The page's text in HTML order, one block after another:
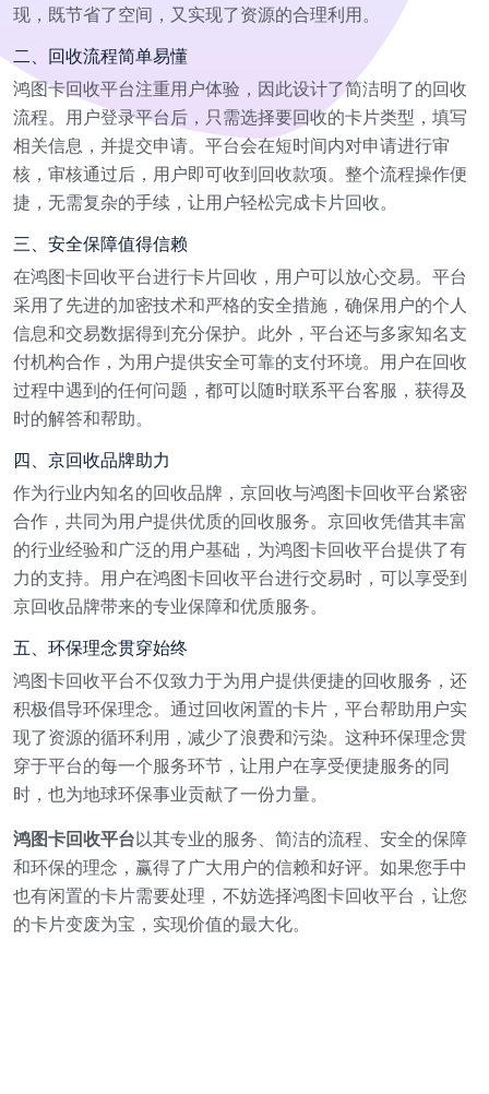
现，既节省了空间，又实现了资源的合理利用。
二、回收流程简单易懂
鸿图卡回收平台注重用户体验，因此设计了简洁明了的回收
流程。用户登录平台后，只需选择要回收的卡片类型，填写
相关信息，并提交申请。平台会在短时间内对申请进行审
核，审核通过后，用户即可收到回收款项。整个流程操作便
捷，无需复杂的手续，让用户轻松完成卡片回收。
三、安全保障值得信赖
在鸿图卡回收平台进行卡片回收，用户可以放心交易。平台
采用了先进的加密技术和严格的安全措施，确保用户的个人
信息和交易数据得到充分保护。此外，平台还与多家知名支
付机构合作，为用户提供安全可靠的支付环境。用户在回收
过程中遇到的任何问题，都可以随时联系平台客服，获得及
时的解答和帮助。
四、京回收品牌助力
作为行业内知名的回收品牌，京回收与鸿图卡回收平台紧密
合作，共同为用户提供优质的回收服务。京回收凭借其丰富
的行业经验和广泛的用户基础，为鸿图卡回收平台提供了有
力的支持。用户在鸿图卡回收平台进行交易时，可以享受到
京回收品牌带来的专业保障和优质服务。
五、环保理念贯穿始终
鸿图卡回收平台不仅致力于为用户提供便捷的回收服务，还
积极倡导环保理念。通过回收闲置的卡片，平台帮助用户实
现了资源的循环利用，减少了浪费和污染。这种环保理念贯
穿于平台的每一个服务环节，让用户在享受便捷服务的同
时，也为地球环保事业贡献了一份力量。
鸿图卡回收平台以其专业的服务、简洁的流程、安全的保障
和环保的理念，赢得了广大用户的信赖和好评。如果您手中
也有闲置的卡片需要处理，不妨选择鸿图卡回收平台，让您
的卡片变废为宝，实现价值的最大化。